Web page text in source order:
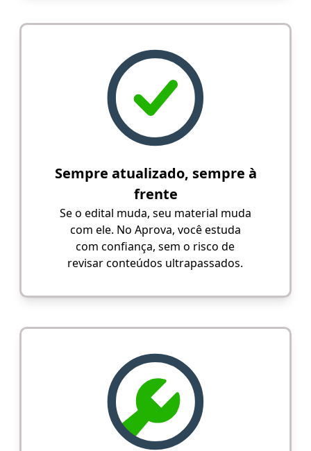
Sempre atualizado, sempre à
frente
Se o edital muda, seu material muda
com ele. No Aprova, você estuda
com confiança, sem o risco de
revisar conteúdos ultrapassados.